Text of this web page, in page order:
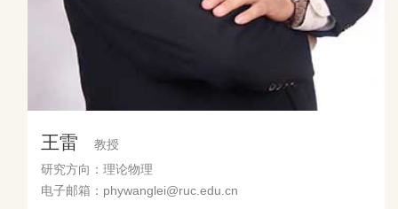
王雷
教授
研究方向：理论物理
电子邮箱：phywanglei@ruc.edu.cn